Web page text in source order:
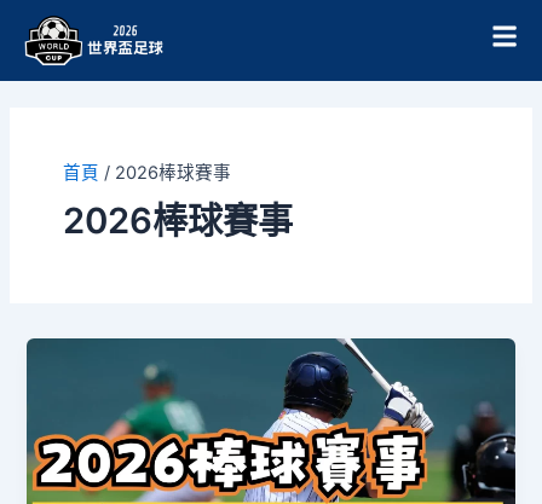
首頁 / 2026棒球賽事
2026棒球賽事